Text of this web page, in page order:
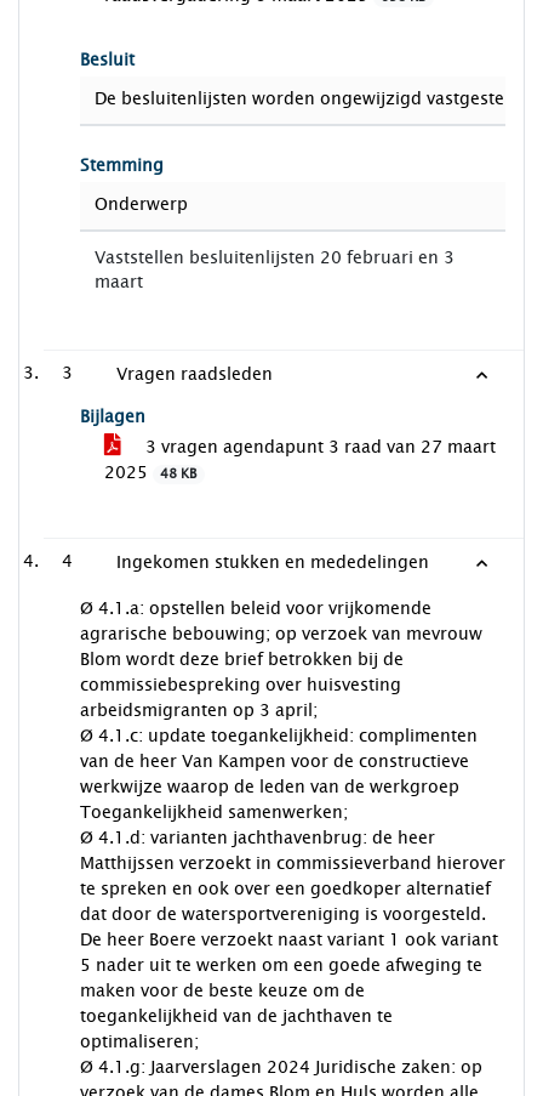
Besluit
De besluitenlijsten worden ongewijzigd vastgesteld.
Stemming
Onderwerp
Vaststellen besluitenlijsten 20 februari en 3
maart
3
Vragen raadsleden
Bijlagen
3 vragen agendapunt 3 raad van 27 maart
2025
48 KB
4
Ingekomen stukken en mededelingen
Ø 4.1.a: opstellen beleid voor vrijkomende
agrarische bebouwing; op verzoek van mevrouw
Blom wordt deze brief betrokken bij de
commissiebespreking over huisvesting
arbeidsmigranten op 3 april;
Ø 4.1.c: update toegankelijkheid: complimenten
van de heer Van Kampen voor de constructieve
werkwijze waarop de leden van de werkgroep
Toegankelijkheid samenwerken;
Ø 4.1.d: varianten jachthavenbrug: de heer
Matthijssen verzoekt in commissieverband hierover
te spreken en ook over een goedkoper alternatief
dat door de watersportvereniging is voorgesteld.
De heer Boere verzoekt naast variant 1 ook variant
5 nader uit te werken om een goede afweging te
maken voor de beste keuze om de
toegankelijkheid van de jachthaven te
optimaliseren;
Ø 4.1.g: Jaarverslagen 2024 Juridische zaken: op